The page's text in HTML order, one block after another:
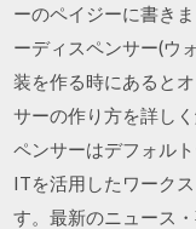
ーのペイジーに書き
ーディスペンサー(ウ
装を作る時にあると
サーの作り方を詳し
ペンサーはデフォル
ITを活用したワーク
す。最新のニュース